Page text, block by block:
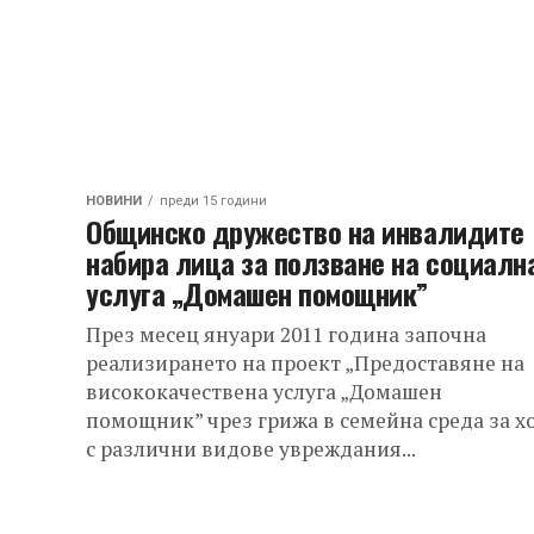
НОВИНИ преди 15 години
Общинско дружество на инвалидите
набира лица за ползване на
услуга „Домашен помощник”
През месец януари 2011 година започна
реализирането на проект „Предоставяне на
висококачествена услуга „Домашен
помощник” чрез грижа в семейна среда за
с различни видове увреждания...